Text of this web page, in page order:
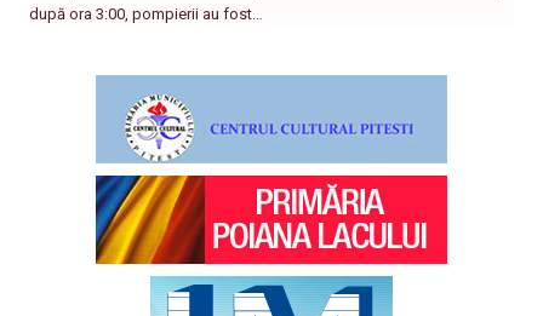
după ora 3:00, pompierii au fost…